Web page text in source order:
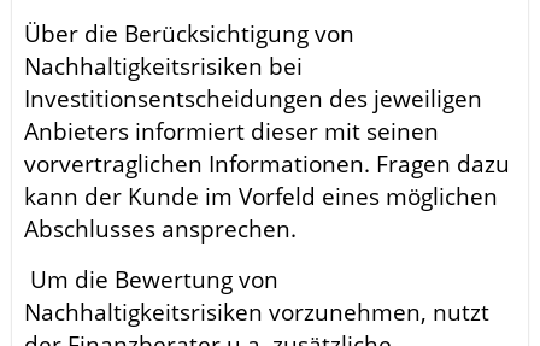
Über die Berücksichtigung von
Nachhaltigkeitsrisiken bei
Investitionsentscheidungen des jeweiligen
Anbieters informiert dieser mit seinen
vorvertraglichen Informationen. Fragen dazu
kann der Kunde im Vorfeld eines möglichen
Abschlusses ansprechen.
Um die Bewertung von
Nachhaltigkeitsrisiken vorzunehmen, nutzt